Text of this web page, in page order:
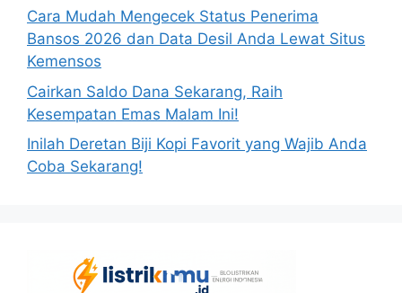
Cara Mudah Mengecek Status Penerima
Bansos 2026 dan Data Desil Anda Lewat Situs
Kemensos
Cairkan Saldo Dana Sekarang, Raih
Kesempatan Emas Malam Ini!
Inilah Deretan Biji Kopi Favorit yang Wajib Anda
Coba Sekarang!